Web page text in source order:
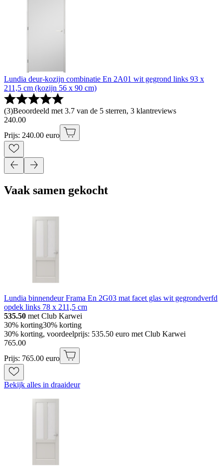
Lundia deur-kozijn combinatie En 2A01 wit gegrond links 93 x
211,5 cm (kozijn 56 x 90 cm)
(3)Beoordeeld met 3.7 van de 5 sterren, 3 klantreviews
240.00
Prijs: 240.00 euro
Vaak samen gekocht
Lundia binnendeur Frama En 2G03 mat facet glas wit gegrondverfd
opdek links 78 x 211,5 cm
535.50 met Club Karwei
30% korting30% korting
30% korting, voordeelprijs: 535.50 euro met Club Karwei
765.00
Prijs: 765.00 euro
Bekijk alles in draaideur